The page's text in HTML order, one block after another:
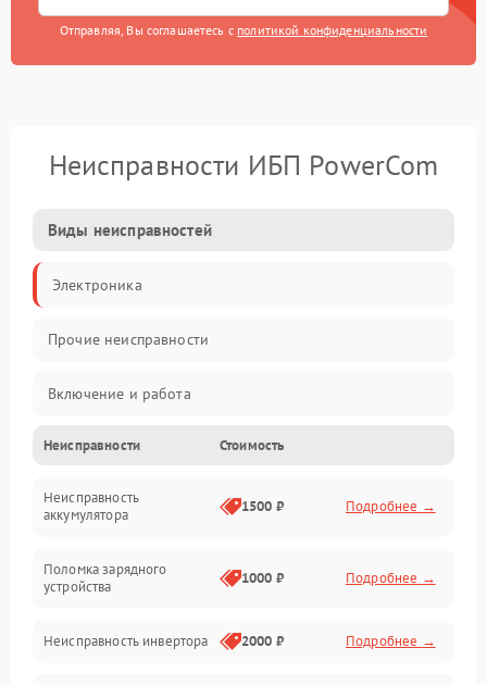
Отправляя, Вы соглашаетесь с политикой конфиденциальности
Неисправности ИБП PowerCom
Виды неисправностей
Электроника
Прочие неисправности
Включение и работа
Работа с нагрузкой
Звук и индикация
Неисправности Стоимость
Неисправность
аккумулятора
1500 ₽ Подробнее →
Поломка зарядного
устройства
1000 ₽ Подробнее →
Неисправность инвертора 2000 ₽ Подробнее →